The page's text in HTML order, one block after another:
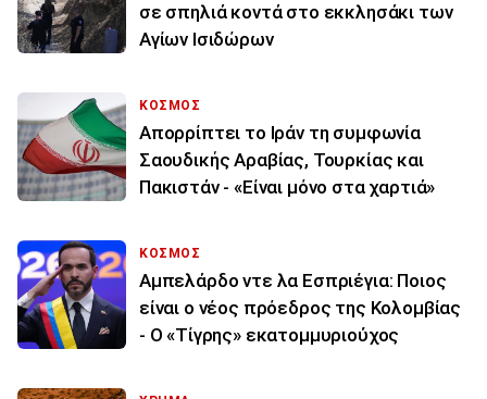
σε σπηλιά κοντά στο εκκλησάκι των
Αγίων Ισιδώρων
ΚΟΣΜΟΣ
Απορρίπτει το Ιράν τη συμφωνία
Σαουδικής Αραβίας, Τουρκίας και
Πακιστάν - «Είναι μόνο στα χαρτιά»
ΚΟΣΜΟΣ
Αμπελάρδο ντε λα Εσπριέγια: Ποιος
είναι ο νέος πρόεδρος της Κολομβίας
- Ο «Τίγρης» εκατομμυριούχος